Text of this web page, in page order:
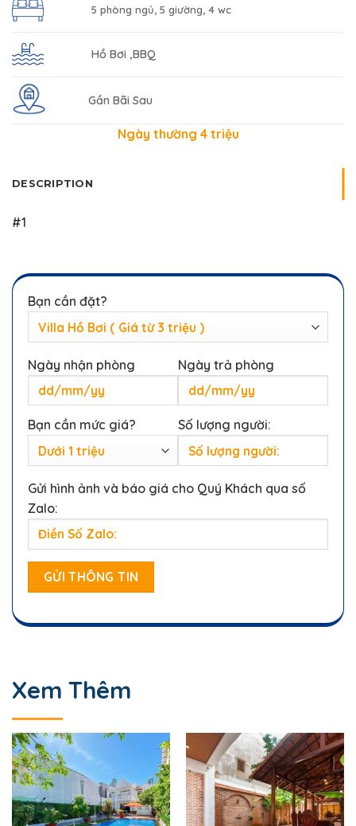
5 phòng ngủ, 5 giường, 4 wc
Hồ Bơi ,BBQ
Gần Bãi Sau
Ngày thường 4 triệu
DESCRIPTION
#1
Bạn cần đặt?
Ngày nhận phòng Ngày trả phòng
Bạn cần mức giá? Số lượng người:
Gửi hình ảnh và báo giá cho Quý Khách qua số
Zalo:
Xem Thêm